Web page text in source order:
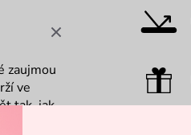
zaujmou
ve
tak, jak